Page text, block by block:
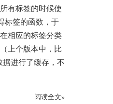
有标签的时候使
标签的函数，于
相应的标签分类
上个版本中，比
进行了缓存，不
阅读全文»